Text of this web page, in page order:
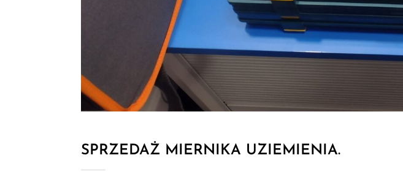
SPRZEDAŻ MIERNIKA UZIEMIENIA.